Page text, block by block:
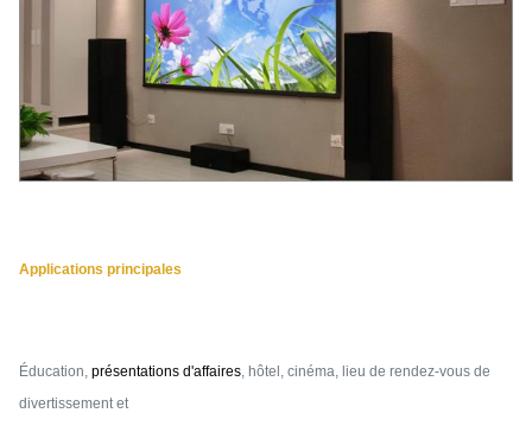
Applications principales
Éducation, présentations d'affaires, hôtel, cinéma, lieu de rendez-vous de
divertissement et